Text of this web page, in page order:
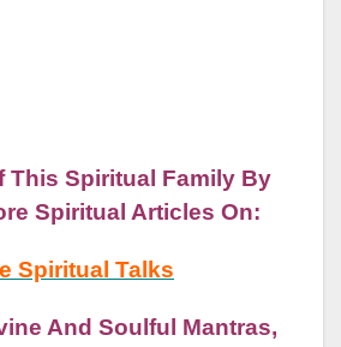
This Spiritual Family By
Spiritual Articles On:
Spiritual Talks
And Soulful Mantras,